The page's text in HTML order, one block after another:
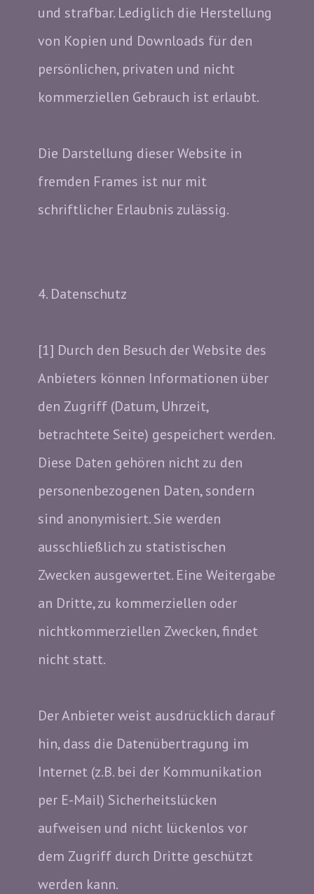
und strafbar. Lediglich die Herstellung
von Kopien und Downloads für den
persönlichen, privaten und nicht
kommerziellen Gebrauch ist erlaubt.
Die Darstellung dieser Website in
fremden Frames ist nur mit
schriftlicher Erlaubnis zulässig.
4. Datenschutz
[1] Durch den Besuch der Website des
Anbieters können Informationen über
den Zugriff (Datum, Uhrzeit,
betrachtete Seite) gespeichert werden.
Diese Daten gehören nicht zu den
personenbezogenen Daten, sondern
sind anonymisiert. Sie werden
ausschließlich zu statistischen
Zwecken ausgewertet. Eine Weitergabe
an Dritte, zu kommerziellen oder
nichtkommerziellen Zwecken, findet
nicht statt.
Der Anbieter weist ausdrücklich darauf
hin, dass die Datenübertragung im
Internet (z.B. bei der Kommunikation
per E-Mail) Sicherheitslücken
aufweisen und nicht lückenlos vor
dem Zugriff durch Dritte geschützt
werden kann.